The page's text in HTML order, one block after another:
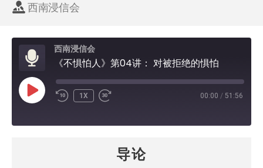
西南浸信会
西南浸信会
《不惧怕人》第04讲： 对被拒绝的惧怕
1X 00:00 / 51:56
导论